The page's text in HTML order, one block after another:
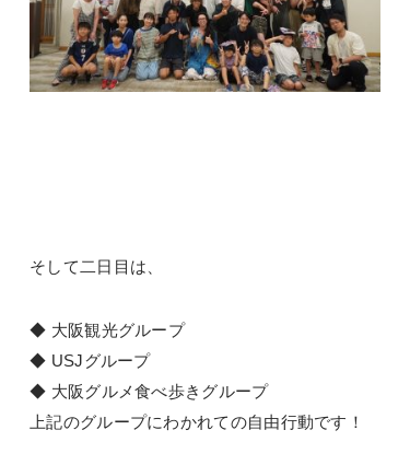
そして二日目は、
◆ 大阪観光グループ
◆ USJグループ
◆ 大阪グルメ食べ歩きグループ
上記のグループにわかれての自由行動です！